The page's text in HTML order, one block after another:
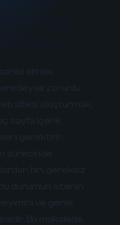
olmak,
zorunlu
sitesi oluşturmak,
sayfa içerik
gerektirir.
sürecinde
biri, gereksiz
durumun sitenin
ve genel
Bu makalede,